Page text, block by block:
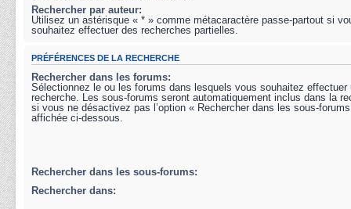
Rechercher par auteur:
Utilisez un astérisque « * » comme métacaractère passe-partout si
souhaitez effectuer des recherches partielles.
PRÉFÉRENCES DE LA RECHERCHE
Rechercher dans les forums:
Sélectionnez le ou les forums dans lesquels vous souhaitez effectuer
recherche. Les sous-forums seront automatiquement inclus dans la
si vous ne désactivez pas l’option « Rechercher dans les sous-
affichée ci-dessous.
Rechercher dans les sous-forums:
Rechercher dans: